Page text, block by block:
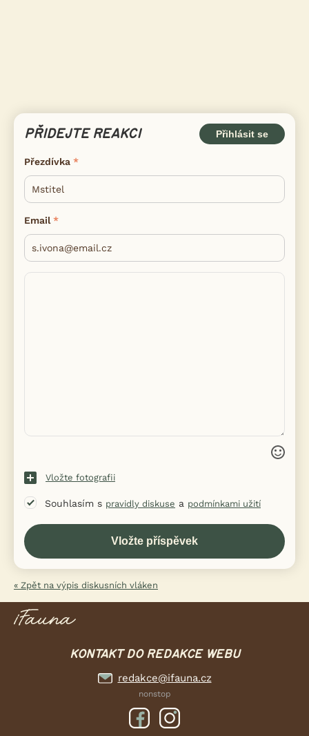
PŘIDEJTE REAKCI Přihlásit se
Přezdívka
Email
Vložte fotografii
Souhlasím s pravidly diskuse a podmínkami užití
« Zpět na výpis diskusních vláken
KONTAKT DO REDAKCE WEBU
redakce@ifauna.cz
nonstop